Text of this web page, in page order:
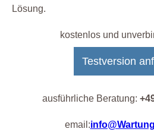
Lösung.
kostenlos und
Testversion
ausführliche Beratung:
email: